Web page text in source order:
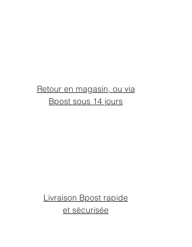
Retour en magasin, ou via
Bpost sous 14 jours
Livraison Bpost rapide
et sécurisée